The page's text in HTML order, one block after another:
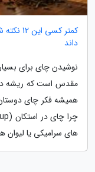
کمتر
داند
نوشیدن چای برای
مقدس است که ریشه
همیشه فکر چای
های سرامیکی یا لیوان